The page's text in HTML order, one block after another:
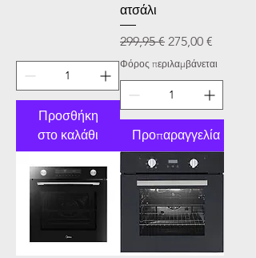
Προσθήκη
στο καλάθι
ατσάλι
Κανονική τιμή
299,95 € Τιμή Έκπτωσης
275,00 €
Φόρος περιλαμβάνεται
Προπαραγγελία